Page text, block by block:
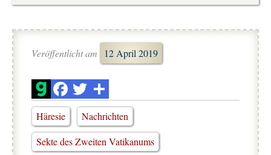
Veröffentlicht am 12 April 2019
Häresie
Nachrichten
Sekte des Zweiten Vatikanums